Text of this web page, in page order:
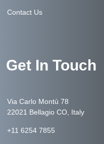
Contact Us
Get In Touch
Via Carlo Montù 78
22021 Bellagio CO, Italy
+11 6254 7855